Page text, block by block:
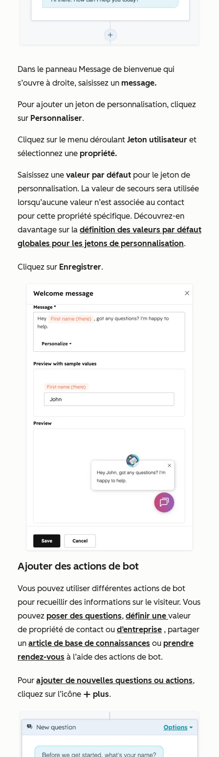
Dans le panneau Message de bienvenue qui
s’ouvre à droite, saisissez un message.
Pour ajouter un jeton de personnalisation, cliquez
sur Personnaliser.
Cliquez sur le menu déroulant Jeton utilisateur et
sélectionnez une propriété.
Saisissez une valeur par défaut pour le jeton de
personnalisation. La valeur de secours sera utilisée
lorsqu’aucune valeur n’est associée au contact
pour cette propriété spécifique. Découvrez-en
davantage sur la définition des valeurs par défaut
globales pour les jetons de personnalisation.
Cliquez sur Enregistrer.
Ajouter des actions de bot
Vous pouvez utiliser différentes actions de bot
pour recueillir des informations sur le visiteur. Vous
pouvez poser des questions, définir une valeur
de propriété de contact ou d’entreprise , partager
un article de base de connaissances ou prendre
rendez-vous à l’aide des actions de bot.
Pour ajouter de nouvelles questions ou actions,
cliquez sur l’icône add plus.